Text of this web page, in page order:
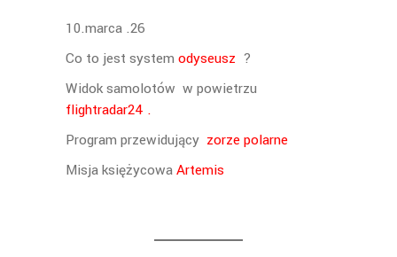
10.marca .26
Co to jest system odyseusz ?
Widok samolotów w powietrzu
flightradar24 .
Program przewidujący zorze polarne
Misja księżycowaArtemis